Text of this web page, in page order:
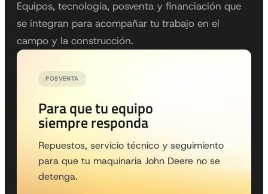
Equipos, tecnología, posventa y financiación que
se integran para acompañar tu trabajo en el
campo y la construcción.
POSVENTA
Para que tu equipo
siempre responda
Repuestos, servicio técnico y seguimiento
para que tu maquinaria John Deere no se
detenga.